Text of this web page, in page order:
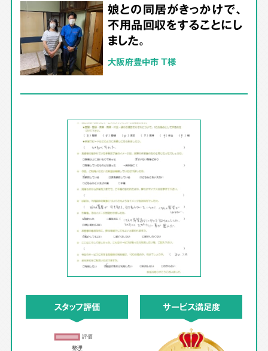
娘との同居がきっかけで、
不用品回収をすることにし
ました。
大阪府豊中市 T様
スタッフ評価 サービス満足度